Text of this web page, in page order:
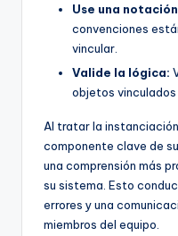
Use una
convenciones
vincular.
Valide la lógica:
objetos
Al tratar la
componente clave de
una comprensión más
su sistema. Esto
errores y una
miembros del equipo.